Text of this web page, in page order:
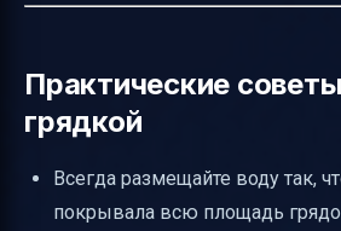
Практические
грядкой
Всегда размещайте воду так,
покрывала всю площадь